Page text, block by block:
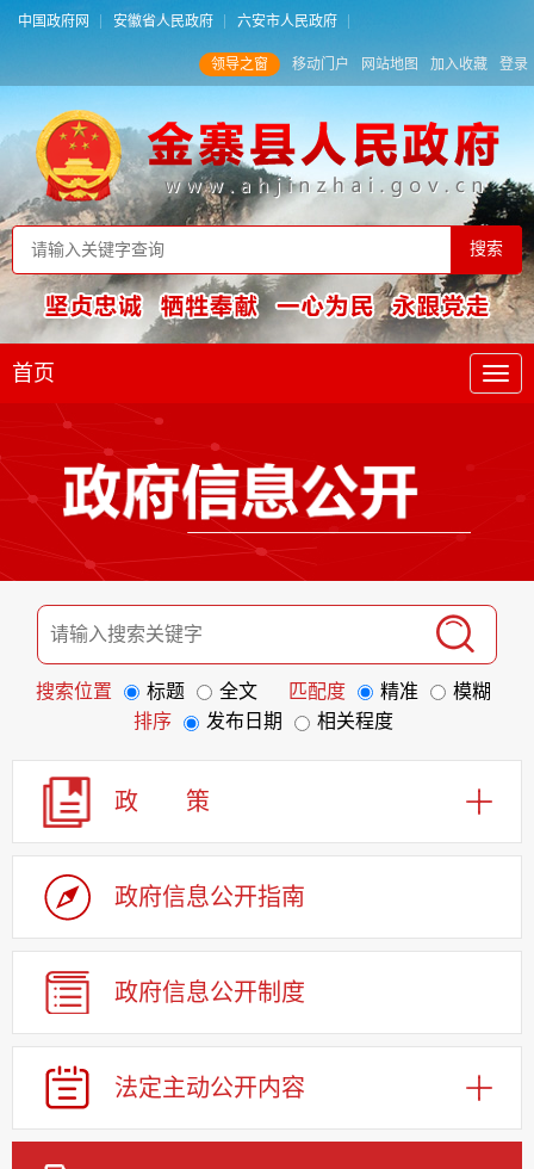
中国政府网 安徽省人民政府 六安市人民政府
领导之窗 移动门户 网站地图 加入收藏 登录
首页
搜索位置 标题 全文 匹配度 精准
模糊
排序
发布日期 相关程度
政 策
政府信息公开指南
政府信息公开制度
法定主动公开内容